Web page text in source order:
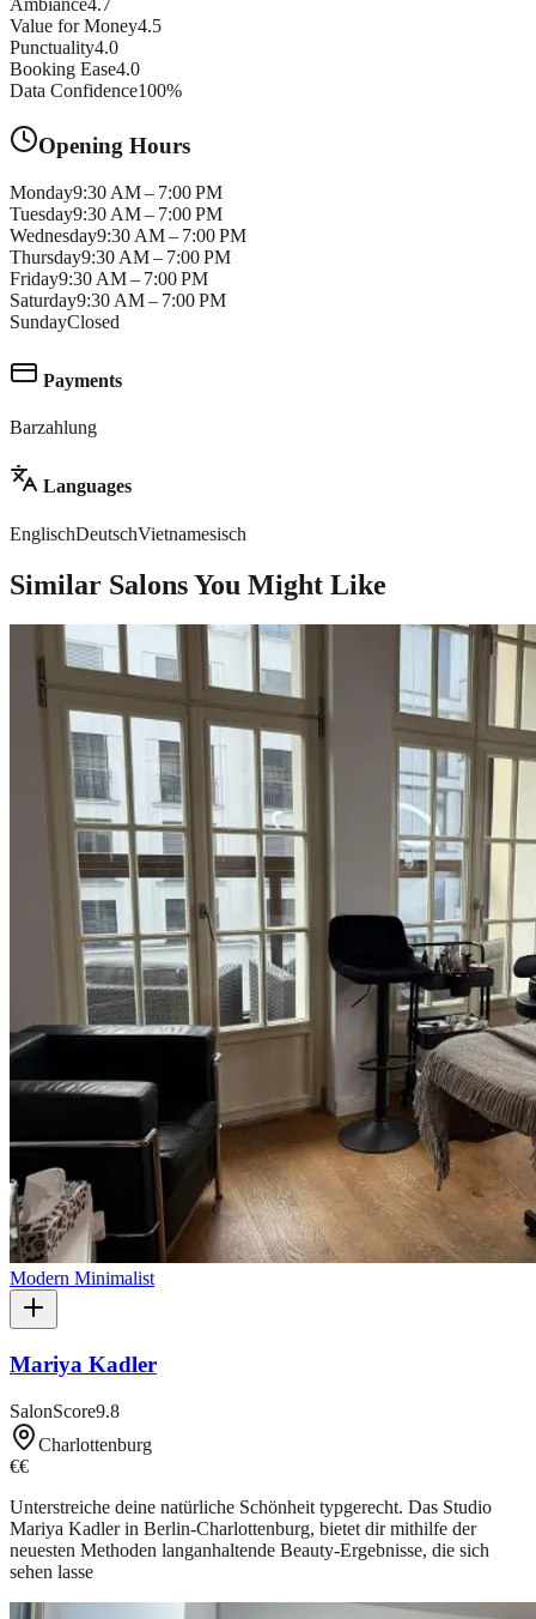
Ambiance4.7
Value for Money4.5
Punctuality4.0
Booking Ease4.0
Data Confidence100%
Opening Hours
Monday9:30 AM – 7:00 PM
Tuesday9:30 AM – 7:00 PM
Wednesday9:30 AM – 7:00 PM
Thursday9:30 AM – 7:00 PM
Friday9:30 AM – 7:00 PM
Saturday9:30 AM – 7:00 PM
SundayClosed
Payments
Barzahlung
Languages
EnglischDeutschVietnamesisch
Similar Salons You Might Like
Modern Minimalist
Mariya Kadler
SalonScore9.8
Charlottenburg
€€
Unterstreiche deine natürliche Schönheit typgerecht. Das Studio
Mariya Kadler in Berlin-Charlottenburg, bietet dir mithilfe der
neuesten Methoden langanhaltende Beauty-Ergebnisse, die sich
sehen lasse